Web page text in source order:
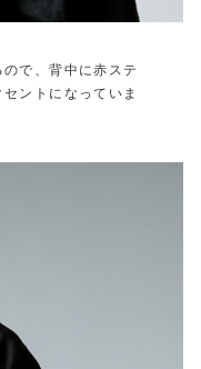
で、背中に赤ステ
ントになっていま